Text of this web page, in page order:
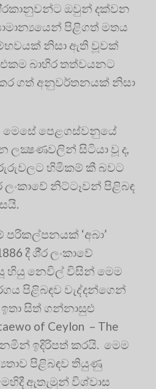
ඔවුන් දක්වන
පිළිගත් මතය
නිසා ඇති වූවක්
බාහිර තත්වයනට
ගත් අනුවර්තනයක් නිසා
පෙළගස්වනුයේ
ලක්‍ෂණවලින් සිටියා වූ ද,
හිමිකම් කී බවට
ලංකාවේ නිට්ටෑවන් පිළිබඳ
‘අබා’
දී ශී‍්‍ර ලංකාවේ
හියු නෙවිල් විසින් මෙම
පිළිබඳව වැද්දන්ගෙන්
සිත් ගන්නාසුළු
of Ceylon – The
නමින් ඉදිරිපත් කරයි. මෙම
පිළිබඳව තියුණු
ඇතැමුන් විශ්වාස